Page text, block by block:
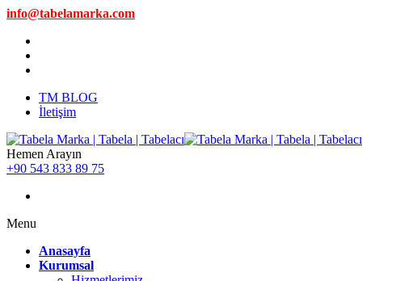
info@tabelamarka.com
TM BLOG
İletişim
Hemen Arayın
+90 543 833 89 75
Menu
Anasayfa
Kurumsal